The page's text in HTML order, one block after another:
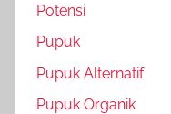
Potensi
Pupuk
Pupuk Alternatif
Pupuk Organik